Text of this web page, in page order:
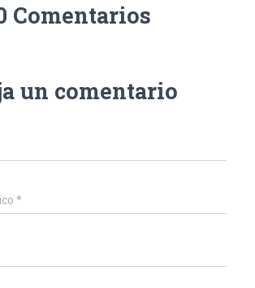
Comentarios
un comentario
*